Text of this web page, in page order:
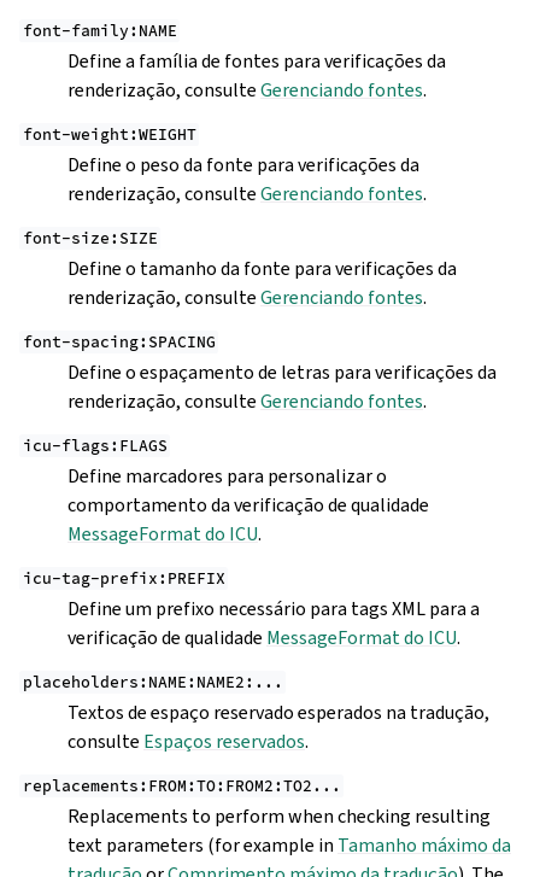
font-family:NAME
Define a família de fontes para verificações da
renderização, consulteGerenciando fontes.
font-weight:WEIGHT
Define o peso da fonte para verificações da
renderização, consulteGerenciando fontes.
font-size:SIZE
Define o tamanho da fonte para verificações da
renderização, consulteGerenciando fontes.
font-spacing:SPACING
Define o espaçamento de letras para verificações da
renderização, consulteGerenciando fontes.
icu-flags:FLAGS
Define marcadores para personalizar o
comportamento da verificação de qualidade
MessageFormat do ICU.
icu-tag-prefix:PREFIX
Define um prefixo necessário para tags XML para a
verificação de qualidade MessageFormat do ICU.
placeholders:NAME:NAME2:...
Textos de espaço reservado esperados na tradução,
consulte Espaços reservados.
replacements:FROM:TO:FROM2:TO2...
Replacements to perform when checking resulting
text parameters (for example in Tamanho máximo da